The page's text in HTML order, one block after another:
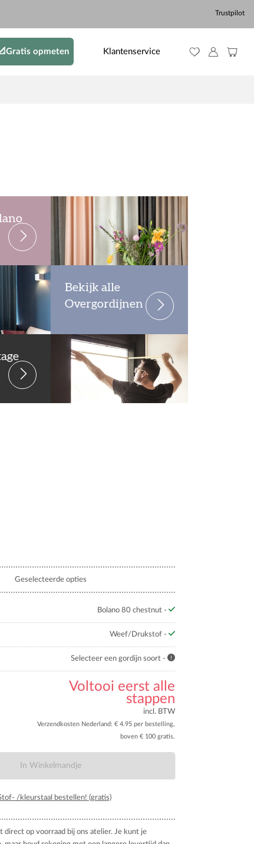
Trustpilot
opmeten Klantenservice
Bekijk alle
Overgordijnen
21 CURRY
22 GOLDEN
SYRUP
Geselecteerde opties
Bolano 80 chestnut -
Weef/Drukstof -
Selecteer een gordijn soort -
Voltooi eerst alle
stappen
incl. BTW
Verzendkosten Nederland: € 4.95 per bestelling,
boven € 100 gratis.
In Winkelmandje
/kleurstaal bestellen! (gratis)
direct op voorraad bij ons atelier. Je kunt je